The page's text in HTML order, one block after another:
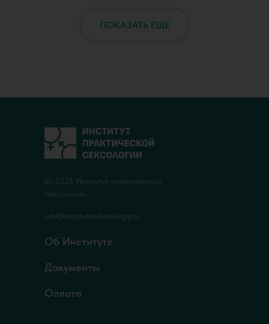
ПОКАЗАТЬ ЕЩЕ
Оплата
Документы
Об Институте
info@instituteofsexology.ru
© 2025 Институт практической
сексологии